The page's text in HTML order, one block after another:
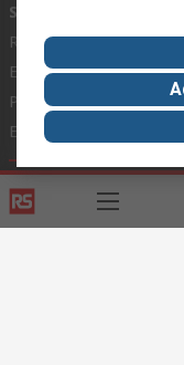
Servicios
Registrarse
Entrega
Pago
Exportar
En el
Términos del sitio
privacidad
Cookie